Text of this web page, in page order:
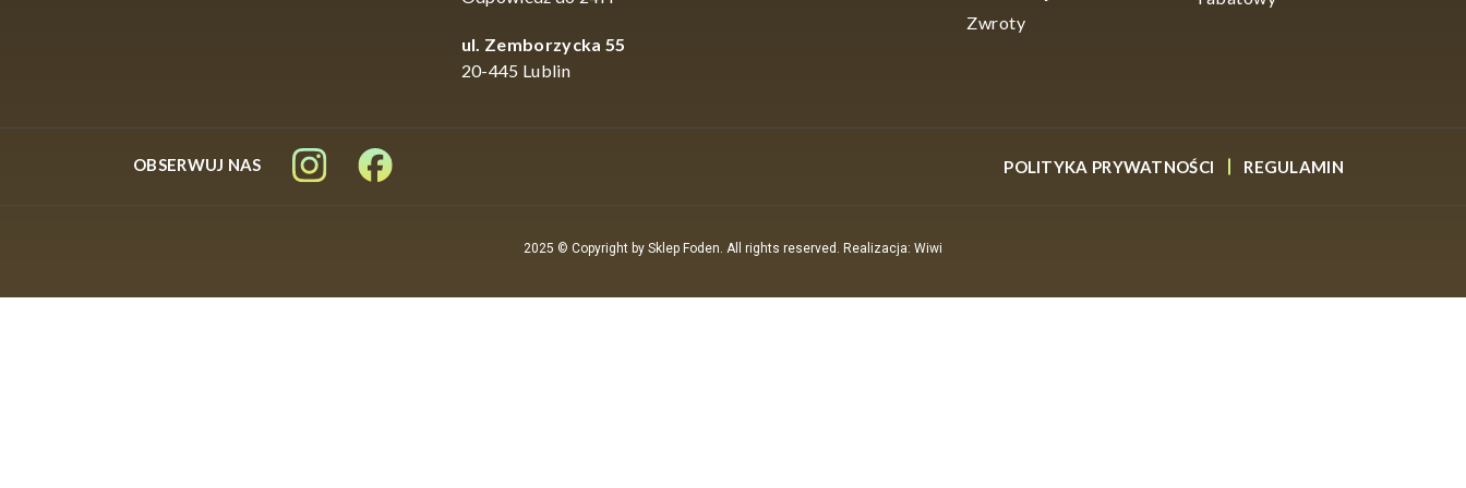
ul. Zemborzycka 55
20-445 Lublin
Zwroty
OBSERWUJ NAS POLITYKA PRYWATNOŚCI REGULAMIN
2025 © Copyright by Sklep Foden. All rights reserved. Realizacja: Wiwi